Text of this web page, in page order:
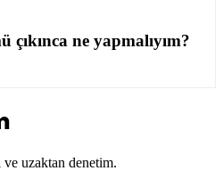
çıkınca ne yapmalıyım?
uzaktan denetim.